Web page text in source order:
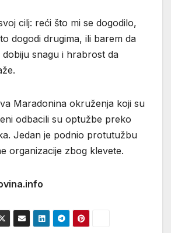
cilj: reći što mi se dogodilo,
dogodi drugima, ili barem da
dobiju snagu i hrabrost da
Maradonina okruženja koji su
odbacili su optužbe preko
Jedan je podnio protutužbu
organizacije zbog klevete.